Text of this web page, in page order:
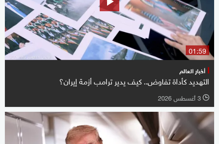
01:59
أخبار العالم
التهديد كأداة تفاوض.. كيف يدير ترامب أزمة إيران؟
l 3 أغسطس 2026